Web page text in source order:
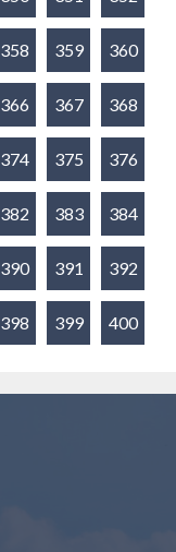
358 359 360
366 367 368
374 375 376
382 383 384
390 391 392
398 399 400